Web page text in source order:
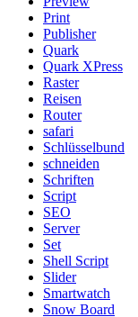
Print
Publisher
Quark
Quark XPress
Raster
Reisen
Router
safari
Schlüsselbund
schneiden
Schriften
Script
SEO
Server
Set
Shell Script
Slider
Smartwatch
Snow Board